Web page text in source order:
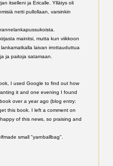
itselleni ja Ericalle. Yllätys oli
netti pullollaan, varsinkin
mainitsi, mutta kun viikkoon
laivan irrottauduttua
ja paitoja satamaan.
I used Google to find out how
it and one evening I found
over a year ago (blog entry:
this book. I left a comment on
of this news, so praising and
small "yarnballbag".